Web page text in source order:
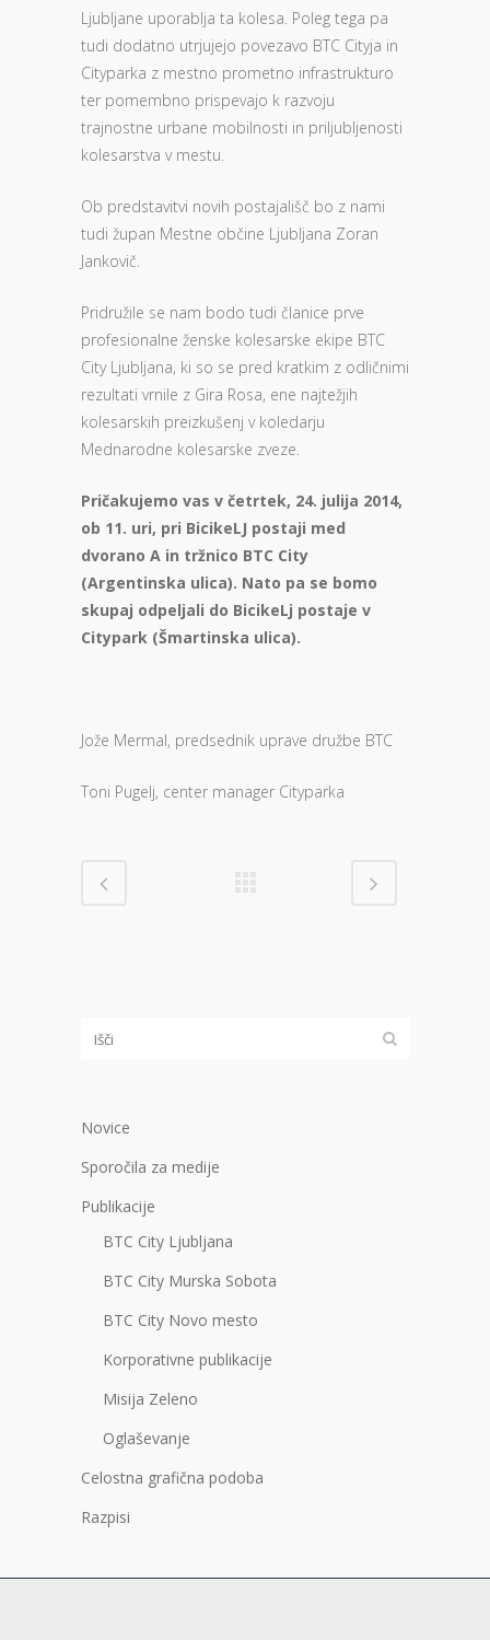
Ljubljane uporablja ta kolesa. Poleg tega pa
tudi dodatno utrjujejo povezavo BTC Cityja in
Cityparka z mestno prometno infrastrukturo
ter pomembno prispevajo k razvoju
trajnostne urbane mobilnosti in priljubljenosti
kolesarstva v mestu.
Ob predstavitvi novih postajališč bo z nami
tudi župan Mestne občine Ljubljana Zoran
Jankovič.
Pridružile se nam bodo tudi članice prve
profesionalne ženske kolesarske ekipe BTC
City Ljubljana, ki so se pred kratkim z odličnimi
rezultati vrnile z Gira Rosa, ene najtežjih
kolesarskih preizkušenj v koledarju
Mednarodne kolesarske zveze.
Pričakujemo vas v četrtek, 24. julija 2014,
ob 11. uri, pri BicikeLJ postaji med
dvorano A in tržnico BTC City
(Argentinska ulica). Nato pa se bomo
skupaj odpeljali do BicikeLj postaje v
Citypark (Šmartinska ulica).
Jože Mermal, predsednik uprave družbe BTC
Toni Pugelj, center manager Cityparka
Novice
Sporočila za medije
Publikacije
BTC City Ljubljana
BTC City Murska Sobota
BTC City Novo mesto
Korporativne publikacije
Misija Zeleno
Oglaševanje
Celostna grafična podoba
Razpisi